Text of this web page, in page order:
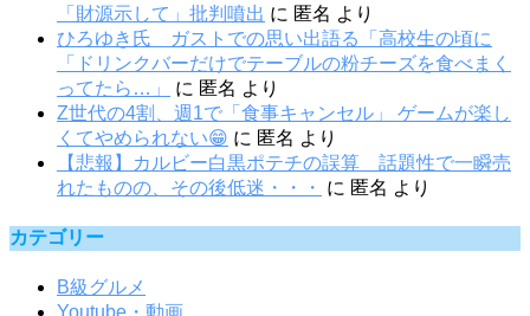
「財源示して」批判噴出 に 匿名 より
ひろゆき氏 ガストでの思い出語る「高校生の頃に
「ドリンクバーだけでテーブルの粉チーズを食べまく
ってたら…」
に 匿名 より
Z世代の4割、週1で「食事キャンセル」 ゲームが楽し
くてやめられない😁 に 匿名 より
【悲報】カルビー白黒ポテチの誤算 話題性で一瞬売
れたものの、その後低迷・・・
に 匿名 より
カテゴリー
B級グルメ